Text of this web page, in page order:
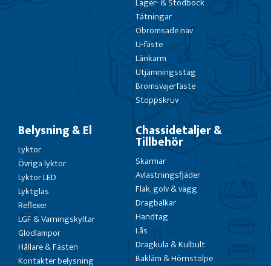
Tätningar
Obromsade nav
U-fäste
Länkarm
Utjämningsstag
Bromsvajerfäste
Stoppskruv
Belysning & El
Lyktor
Övriga lyktor
Lyktor LED
Lyktglas
Reflexer
LGF & Varningskyltar
Glödlampor
Hållare & Fästen
Kontakter belysning
Chassidetaljer &
Tillbehör
Skärmar
Avlastningsfjäder
Flak, golv & vägg
Dragbalkar
Handtag
Lås
Dragkula & Kulbult
Bakläm & Hörnstolpe